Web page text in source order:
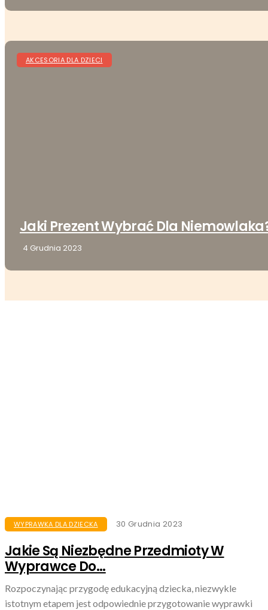
AKCESORIA DLA DZIECI
Jaki Prezent Wybrać Dla
4 Grudnia 2023
WYPRAWKA DLA DZIECKA 30 Grudnia 2023
Jakie Są Niezbędne Przedmioty W
Wyprawce Do...
Rozpoczynając przygodę edukacyjną dziecka, niezwykle
istotnym etapem jest odpowiednie przygotowanie wyprawki